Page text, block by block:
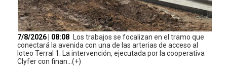
7/8/2026 | 08:08
Los trabajos se focalizan en el tramo que
conectará la avenida con una de las arterias de acceso al
loteo Terral 1. La intervención, ejecutada por la cooperativa
Clyfer con finan...(+)